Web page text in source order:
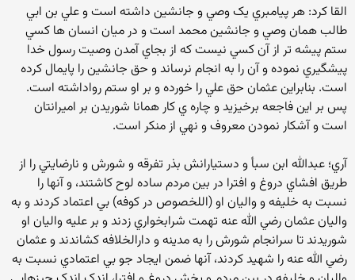
القا کرد: هر پيامبري يک وصي و جانشين داشته است و علي بن ابي
طالب همان وصي و جانشين محمد است و در ميان انسان ها کسي
ستم پيشه تر از آن کسي نيست که از بجاي آمدن وصيت رسول خدا
پيشگيري نموده و آن را به انجام نرساند و حق جانشين را پايمال کرده
است. بنابراين عثمان حق علي را خورده و بر او ستم رواداشته است.
پس بر اين فاجعه برخيزيد و چاره ي کار همانا شوريدن بر اميرانتان
است و آشکار نمودن معروف و نهي از منکر است.
آري؛ عبدالله ابن سبأ و دستيارانش بذر تفرقه و شورش و نارضايتي را از
طريق افشاي دروغ و افترا در بين مردم ساده لوح کاشتند، و آنها را
نسبت به خليفه و واليان او (اللخصوص در کوفه) بي اعتماد کردند و به
واليان عثمان رضي الله عنه تهمت شرابخواري زدند و بر عليه واليان او
شوريدند تا سرانجام شورش را به مدينه و دارالخلافه کشاندند و عثمان
رضي الله عنه را شهيد کردند، آنها ضمن ايجاد جو بي اعتمادي نسبت به